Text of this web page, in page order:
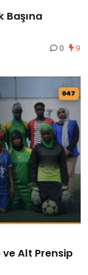
Başına
0 9
Alt Prensip